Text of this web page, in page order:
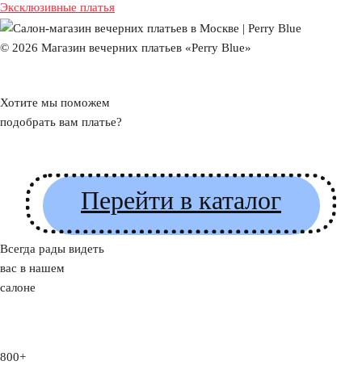
Эксклюзивные платья
© 2026 Магазин вечерних платьев «Perry Blue»
Хотите мы поможем
подобрать вам платье?
Перейти в каталог
Всегда рады видеть
вас в нашем
салоне
800+